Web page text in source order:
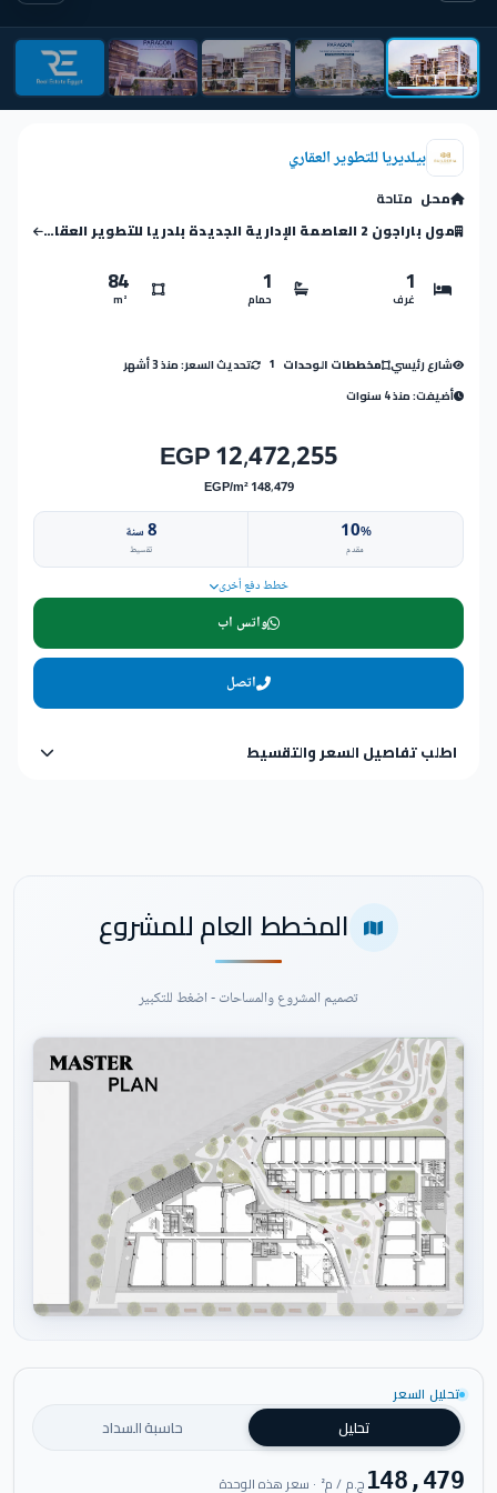
بيلديريا للتطوير العقاري
محل متاحة
مول باراجون 2 العاصمة الإدارية الجديدة بلدريا للتطوير العقاري – Paragon 2 Mall New Capital
1
غرف
1
حمام
84
m²
شارع رئيسي مخططات الوحدات 1
تحديث السعر: منذ 3 أشهر
أضيفت: منذ 4 سنوات
12,472,255 EGP
148,479 EGP/m²
10%
مقدم
8سنة
تقسيط
خطط دفع أخرى
واتس اب
اتصل
اطلب تفاصيل السعر والتقسيط
المخطط العام للمشروع
تصميم المشروع والمساحات - اضغط للتكبير
تحليل السعر
تحليل حاسبة السداد
148,479ج.م / م² · سعر هذه الوحدة